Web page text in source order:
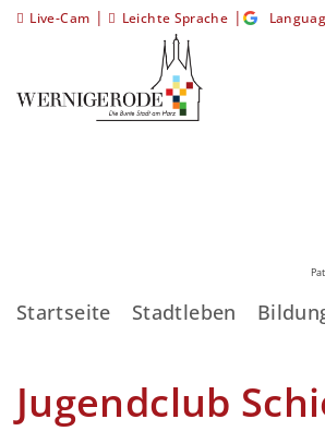
Live-Cam | Leichte Sprache |
Startseite Stadtleben
Jugendclub